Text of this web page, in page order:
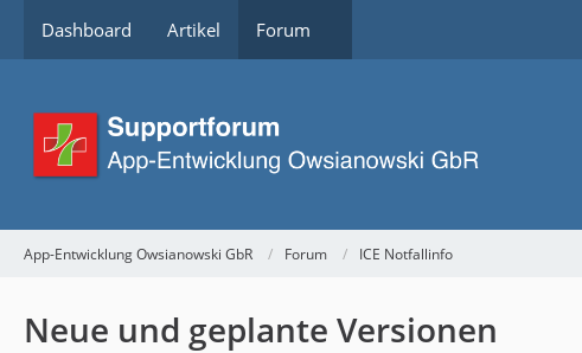
Dashboard Artikel Forum
App-Entwicklung Owsianowski GbR Forum ICE Notfallinfo
Neue und geplante Versionen